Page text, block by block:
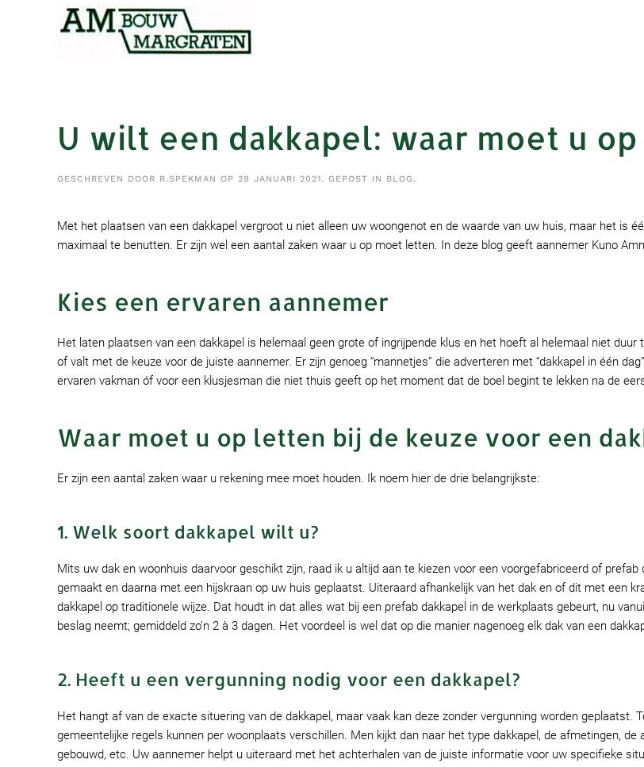
Skip to main content
U wilt een dakkapel: waar moet u
GESCHREVEN DOOR R.SPEKMAN OP 29 JANUARI 2021. GEPOST IN BLOG .
Met het plaatsen van een dakkapel vergroot u niet alleen uw woongenot en de waarde van uw huis, maar het is
maximaal te benutten. Er zijn wel een aantal zaken waar u op moet letten. In deze blog geeft aannemer Kuno
Kies een ervaren aannemer
Het laten plaatsen van een dakkapel is helemaal geen grote of ingrijpende klus en het hoeft al helemaal niet
of valt met de keuze voor de juiste aannemer. Er zijn genoeg “mannetjes” die adverteren met “dakkapel in één
ervaren vakman óf voor een klusjesman die niet thuis geeft op het moment dat de boel begint te lekken na de
Waar moet u op letten bij de keuze voor een
Er zijn een aantal zaken waar u rekening mee moet houden. Ik noem hier de drie belangrijkste:
1. Welk soort dakkapel wilt u?
Mits uw dak en woonhuis daarvoor geschikt zijn, raad ik u altijd aan te kiezen voor een voorgefabriceerd of
gemaakt en daarna met een hijskraan op uw huis geplaatst. Uiteraard afhankelijk van het dak en of dit met een
dakkapel op traditionele wijze. Dat houdt in dat alles wat bij een prefab dakkapel in de werkplaats gebeurt, nu
beslag neemt; gemiddeld zo’n 2 à 3 dagen. Het voordeel is wel dat op die manier nagenoeg elk dak van een
2. Heeft u een vergunning nodig voor een dakkapel?
Het hangt af van de exacte situering van de dakkapel, maar vaak kan deze zonder vergunning worden
gemeentelijke regels kunnen per woonplaats verschillen. Men kijkt dan naar het type dakkapel, de afmetingen,
gebouwd, etc. Uw aannemer helpt u uiteraard met het achterhalen van de juiste informatie voor uw specifieke